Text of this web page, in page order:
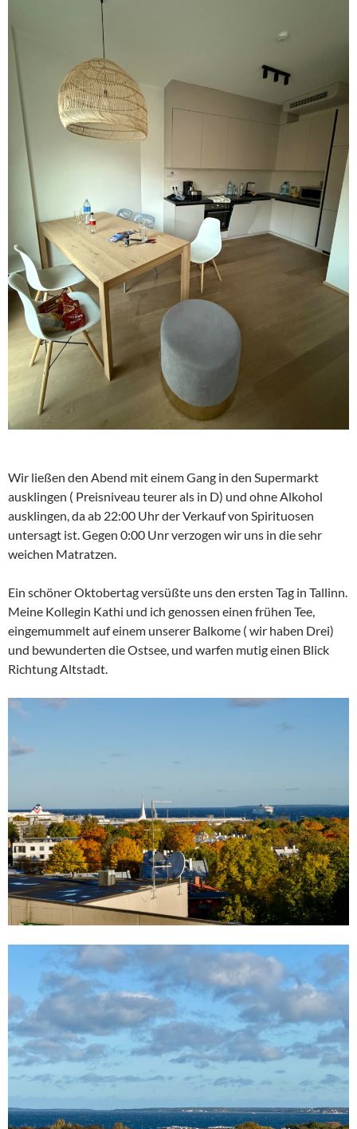
Wir ließen den Abend mit einem Gang in den Supermarkt
ausklingen ( Preisniveau teurer als in D) und ohne Alkohol
ausklingen, da ab 22:00 Uhr der Verkauf von Spirituosen
untersagt ist. Gegen 0:00 Unr verzogen wir uns in die sehr
weichen Matratzen.
Ein schöner Oktobertag versüßte uns den ersten Tag in Tallinn.
Meine Kollegin Kathi und ich genossen einen frühen Tee,
eingemummelt auf einem unserer Balkome ( wir haben Drei)
und bewunderten die Ostsee, und warfen mutig einen Blick
Richtung Altstadt.